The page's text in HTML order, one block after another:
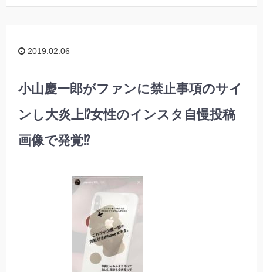
2019.02.06
小山慶一郎がファンに禁止事項のサイ
ンし大炎上⁉︎女性のインスタ自慢投稿
画像で発覚⁉︎